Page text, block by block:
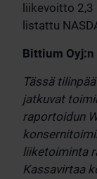
liikevoitto
listattu
Bittium
Tässä
jatkuvat
raportoidun
liiketoiminta
Kassavirtaa